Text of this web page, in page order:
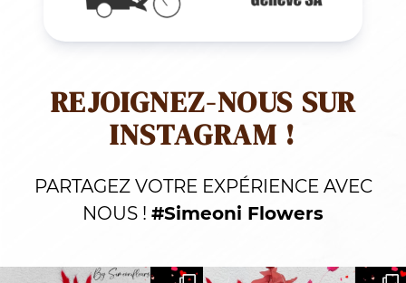
REJOIGNEZ-NOUS SUR
INSTAGRAM !
PARTAGEZ VOTRE EXPÉRIENCE AVEC
NOUS ! #Simeoni Flowers